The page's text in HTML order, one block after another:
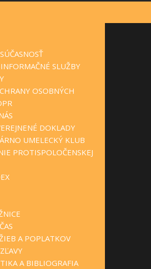
SLUŽBY
OSOBNÝCH
DOKLADY
UMELECKÝ KLUB
PROTISPOLOČENSKEJ
A POPLATKOV
A BIBLIOGRAFIA